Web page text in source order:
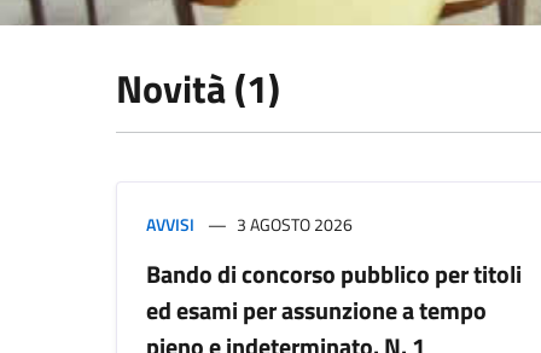
Novità (1)
AVVISI 3 AGOSTO 2026
Bando di concorso pubblico per titoli
ed esami per assunzione a tempo